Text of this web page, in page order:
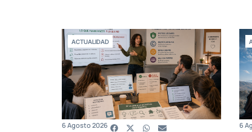
ACTUALIDAD
6 Agosto 2026 6